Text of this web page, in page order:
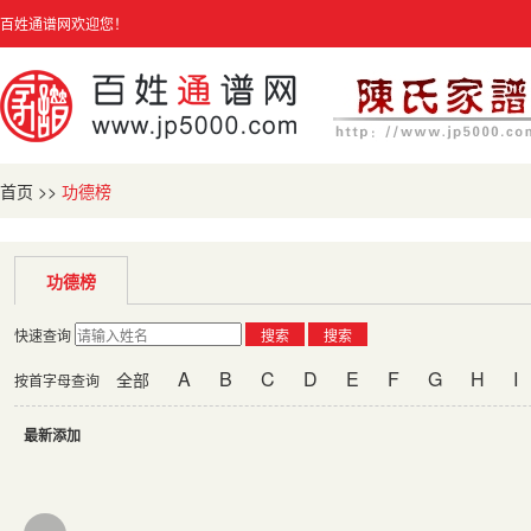
百姓通谱网欢迎您！
首页 >> 功德榜
功德榜
快速查询 搜索 搜索
按首字母查询 全部 A B C D E F G H I
最新添加